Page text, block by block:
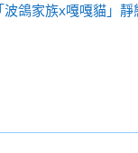
鴿家族x嘎嘎貓」